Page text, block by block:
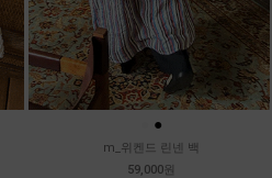
●
m_위켄드 린넨 백
59,000원